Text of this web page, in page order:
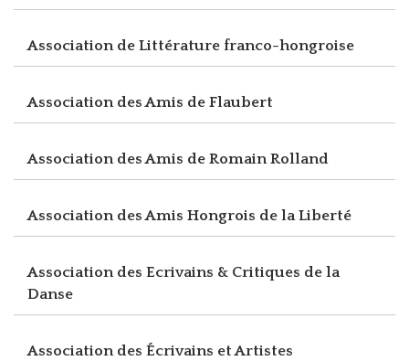
Association de Littérature franco-hongroise
Association des Amis de Flaubert
Association des Amis de Romain Rolland
Association des Amis Hongrois de la Liberté
Association des Ecrivains & Critiques de la
Danse
Association des Écrivains et Artistes